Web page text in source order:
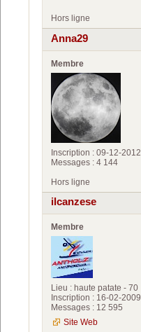
Hors ligne
Anna29
Membre
Inscription : 09-12-2012
Messages : 4 144
Hors ligne
ilcanzese
Membre
Lieu : haute patate - 70
Inscription : 16-02-2009
Messages : 12 595
Site Web